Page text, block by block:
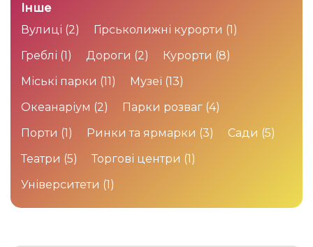
Інше
Вулиці (2) Гірськолижні курорти (1)
Греблі (1) Дороги (2) Курорти (8)
Міські парки (11) Музеї (13)
Океанаріум (2) Парки розваг (4)
Порти (1) Ринки та ярмарки (3) Сади (5)
Театри (5) Торгові центри (1)
Університети (1)